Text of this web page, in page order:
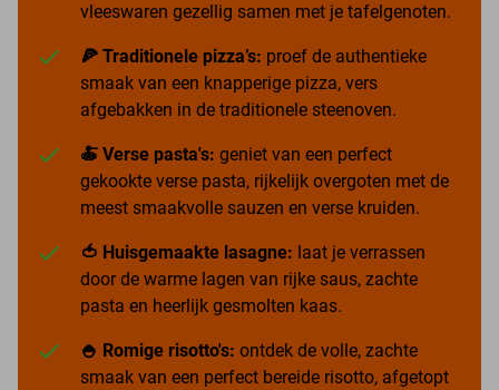
vleeswaren gezellig samen met je tafelgenoten.
🍕 Traditionele pizza’s: proef de authentieke
smaak van een knapperige pizza, vers
afgebakken in de traditionele steenoven.
🍝 Verse pasta's: geniet van een perfect
gekookte verse pasta, rijkelijk overgoten met de
meest smaakvolle sauzen en verse kruiden.
🍅 Huisgemaakte lasagne: laat je verrassen
door de warme lagen van rijke saus, zachte
pasta en heerlijk gesmolten kaas.
🍚 Romige risotto's: ontdek de volle, zachte
smaak van een perfect bereide risotto, afgetopt